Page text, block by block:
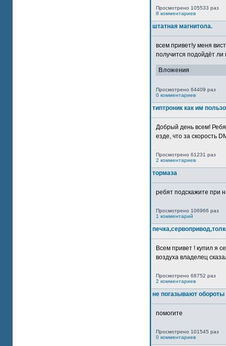
Просмотрено 105533 раз
8 комментариев
штатная магнитола.
всем привет!у меня
получится подойдёт ли
Вложения
Просмотрено 64409 раз
0 комментариев
типтроник как им
Добрый день всем!
езде, что за скорость
Просмотрено 61231 раз
2 комментариев
тормаза
ребят подскажите при
Просмотрено 106966 раз
1 комментарий
Всем привет ! купил я
воздуха владелец
Просмотрено 68752 раз
2 комментариев
не погазывают обороты
помогите
Просмотрено 101545 раз
0 комментариев